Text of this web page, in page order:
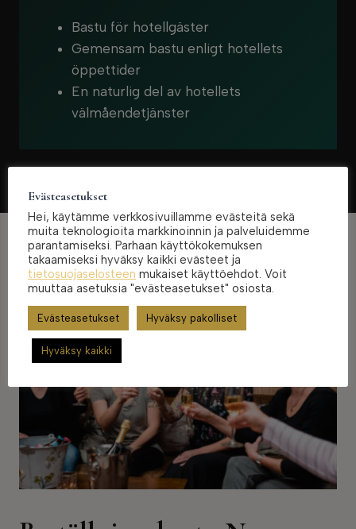
Bastu för hotellgäster
Gemensam bastu enligt hotellets
öppettider
En naturlig del av hotellets
välmåendetjänster
Evästeasetukset
Hei, käytämme verkkosivuillamme evästeitä sekä
muita teknologioita markkinoinnin ja palveluidemme
parantamiseksi. Parhaan käyttökokemuksen
takaamiseksi hyväksy kaikki evästeet ja
tietosuojaselosteen mukaiset käyttöehdot. Voit
muuttaa asetuksia "evästeasetukset" osiosta.
Evästeasetukset Hyväksy pakolliset
Hyväksy kaikki